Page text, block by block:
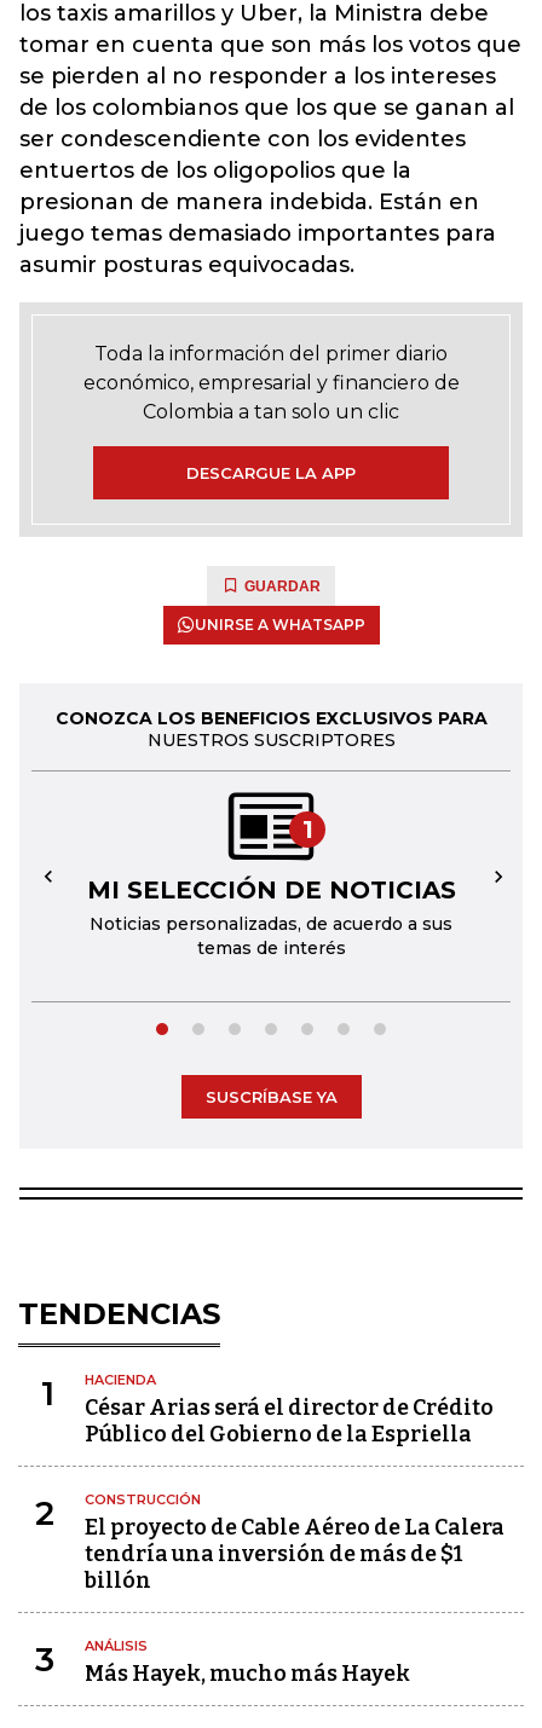
los taxis amarillos y Uber, la Ministra debe
tomar en cuenta que son más los votos que
se pierden al no responder a los intereses
de los colombianos que los que se ganan al
ser condescendiente con los evidentes
entuertos de los oligopolios que la
presionan de manera indebida. Están en
juego temas demasiado importantes para
asumir posturas equivocadas.
Toda la información del primer diario
económico, empresarial y financiero de
Colombia a tan solo un clic
DESCARGUE LA APP
GUARDAR
UNIRSE A WHATSAPP
CONOZCA LOS BENEFICIOS EXCLUSIVOS PARA
NUESTROS SUSCRIPTORES
1
MI SELECCIÓN DE NOTICIAS
Noticias personalizadas, de acuerdo a sus
temas de interés
← →
SUSCRÍBASE YA
TENDENCIAS
1 HACIENDA
César Arias será el director de Crédito
Público del Gobierno de la Espriella
2 CONSTRUCCIÓN
El proyecto de Cable Aéreo de La Calera
tendría una inversión de más de $1
billón
3 ANÁLISIS
Más Hayek, mucho más Hayek